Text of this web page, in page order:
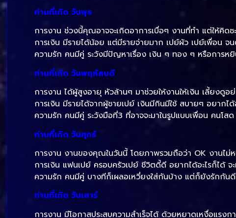
ท่านที่เกิด วันพุธ
การงาน ช่วงนี้คุณอาจจะเกิดอาการเบื่อๆ งานที่ทำ แต่ให้คิด
การเงิน มีรายได้น้อย แต่มีรายจ่ายมาก เปย์ผัว เปย์เพื่อน จ
ความรัก คนมีคู่ ระวังมีปัญหาเรื่อง เงิน ๆ ทอง ๆ หรือการห
ท่านที่เกิด วันพฤหัสบดี
การงาน ได้ผู้สูงอายุ หัวล้านๆ มาช่วยให้งานให้เงิน เลี้ยงดูอ
การเงิน มีรายได้จากผู้ชายเปย์ เงินมีกินมีใช้ สบายๆ อยากได้
ความรัก คนมีคู่ ระวังมือที่3 ที่อาจจะมาในรูปแบบเพื่อน คนโ
ท่านที่เกิด วันศุกร์
การงาน งานของคุณในวันนี้ โดยภาพรวมถือว่า OK งานไ
การเงิน แฟนเปย์ ครอบครัวเปย์ ชีวิตดี้ดี อยากได้อะไรก็ได้ จ
ความรัก คนมีคู่ บางทีก็เผลอเหวี่ยงใส่กันบ้าง แต่ก็ยังรักกัน
ท่านที่เกิด วันเสาร์
การงาน มีโอกาสประสบความสำเร็จได้ ด้วยหยาดเหงื่อแรง